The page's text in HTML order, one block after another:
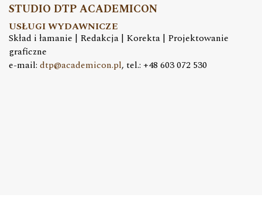
STUDIO DTP ACADEMICON
USŁUGI WYDAWNICZE
Skład i łamanie | Redakcja | Korekta | Projektowanie
graficzne
e-mail: dtp@academicon.pl, tel.: +48 603 072 530